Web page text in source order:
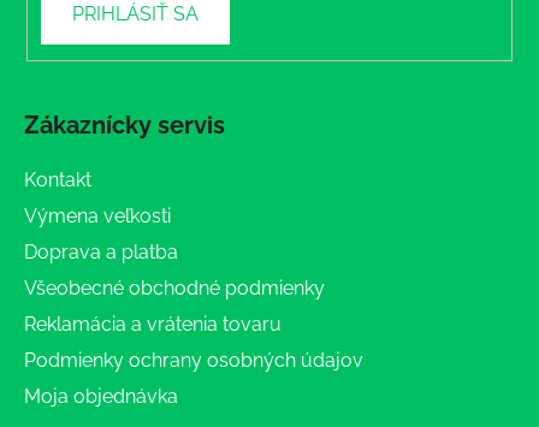
PRIHLÁSIŤ SA
Zákaznícky servis
Kontakt
Výmena veľkosti
Doprava a platba
Všeobecné obchodné podmienky
Reklamácia a vrátenia tovaru
Podmienky ochrany osobných údajov
Moja objednávka